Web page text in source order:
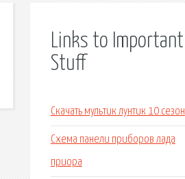
Links to Important
Stuff
Скачать мультик лунтик 10 сезон
Схема панели приборов лада
приора